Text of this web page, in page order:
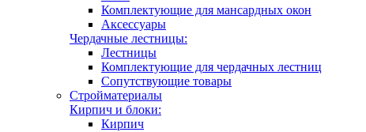
Комплектующие для мансардных окон
Аксессуары
Чердачные лестницы:
Лестницы
Комплектующие для чердачных лестниц
Сопутствующие товары
Стройматериалы
Кирпич и блоки:
Кирпич